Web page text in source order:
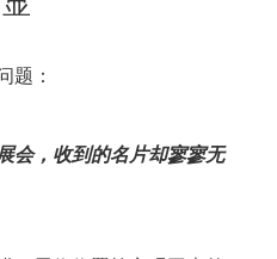
题：
会，收到的名片却寥寥无